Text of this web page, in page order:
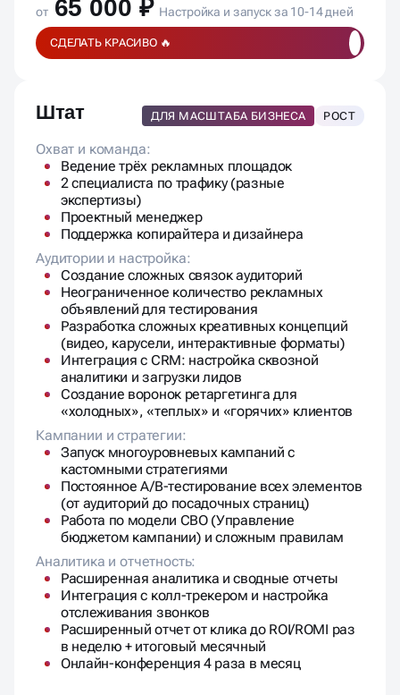
от 65 000 ₽ Настройка и запуск за 10-14 дней
СДЕЛАТЬ КРАСИВО 🔥
Штат ДЛЯ МАСШТАБА БИЗНЕСА РОСТ
Охват и команда:
Ведение трёх рекламных площадок
2 специалиста по трафику (разные
экспертизы)
Проектный менеджер
Поддержка копирайтера и дизайнера
Аудитории и настройка:
Создание сложных связок аудиторий
Неограниченное количество рекламных
объявлений для тестирования
Разработка сложных креативных концепций
(видео, карусели, интерактивные форматы)
Интеграция с CRM: настройка сквозной
аналитики и загрузки лидов
Создание воронок ретаргетинга для
«холодных», «теплых» и «горячих» клиентов
Кампании и стратегии:
Запуск многоуровневых кампаний с
кастомными стратегиями
Постоянное A/B-тестирование всех элементов
(от аудиторий до посадочных страниц)
Работа по модели CBO (Управление
бюджетом кампании) и сложным правилам
Аналитика и отчетность:
Расширенная аналитика и сводные отчеты
Интеграция с колл-трекером и настройка
отслеживания звонков
Расширенный отчет от клика до ROI/ROMI раз
в неделю + итоговый месячный
Онлайн-конференция 4 раза в месяц